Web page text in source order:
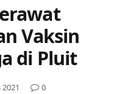
Vaksin
di Pluit
0